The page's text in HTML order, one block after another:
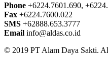
Phone +6224.7601.690,
Fax +6224.7600.022
SMS +62888.653.3777
Email info@aldas.co.id
© 2019 PT Alam Daya Sakti.